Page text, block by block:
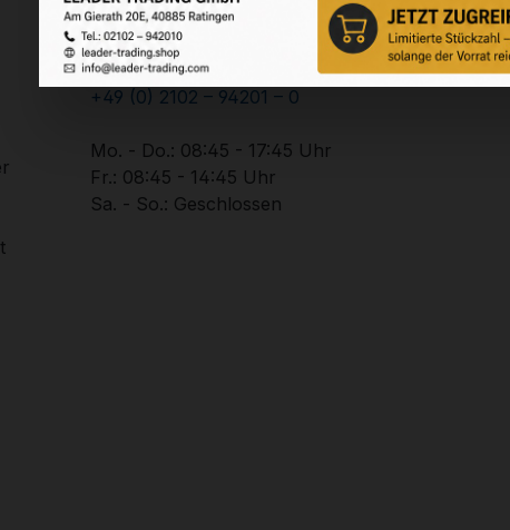
Service-Hotline
Unterstützung zu Ihrer Bestellung:
+49 (0) 2102 – 94201 – 0
Mo. - Do.: 08:45 - 17:45 Uhr
Fr.: 08:45 - 14:45 Uhr
Sa. - So.: Geschlossen